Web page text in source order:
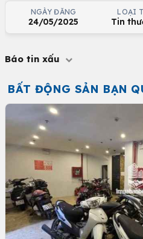
NGÀY ĐĂNG
24/05/2025
LOẠI
Tin
Báo tin xấu
BẤT ĐỘNG SẢN BẠN